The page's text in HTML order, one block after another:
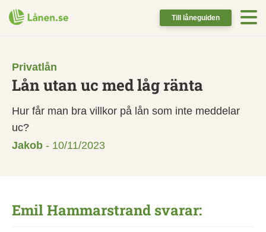
Till låneguiden
Privatlån
Lån utan uc med låg ränta
Hur får man bra villkor på lån som inte meddelar
uc?
Jakob - 10/11/2023
Emil Hammarstrand svarar: